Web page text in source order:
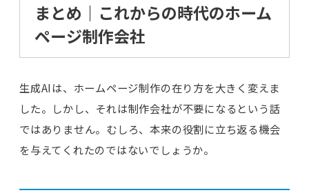
まとめ｜これからの時代のホーム
ページ制作会社
生成AIは、ホームページ制作の在り方を大きく変えま
した。しかし、それは制作会社が不要になるという話
ではありません。むしろ、本来の役割に立ち返る機会
を与えてくれたのではないでしょうか。